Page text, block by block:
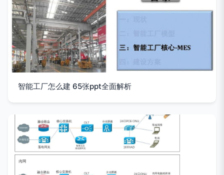
智能工厂怎么建 65张ppt全面解析